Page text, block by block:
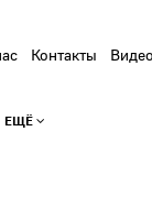
Контакты
ЕЩЁ